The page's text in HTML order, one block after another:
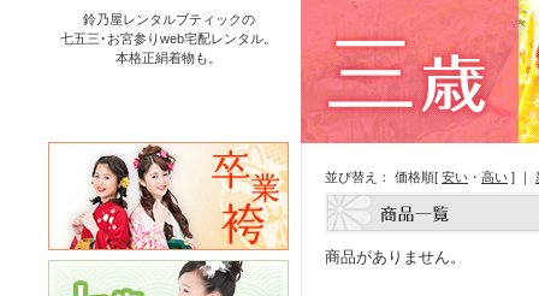
鈴乃屋レンタルブティックの
七五三･お宮参りweb宅配レンタル。
本格正絹着物も。
並び替え： 価格順[ 安い ・ 高い ] ｜
商品がありません。